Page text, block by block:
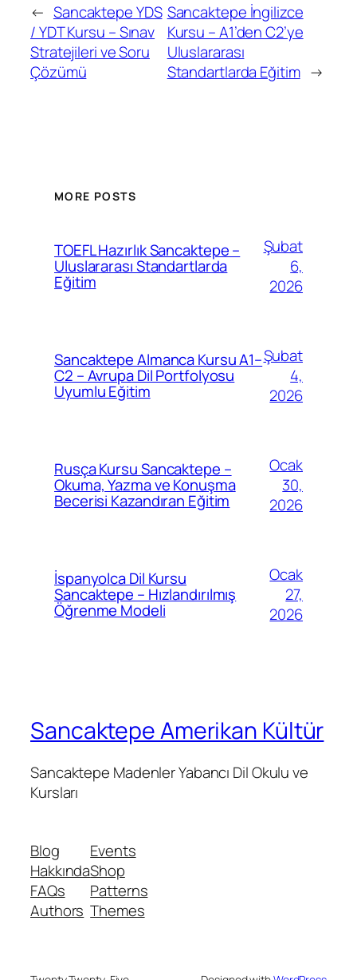
← Sancaktepe YDS
/ YDT Kursu – Sınav
Stratejileri ve Soru
Çözümü
Sancaktepe İngilizce
Kursu – A1’den C2’ye
Uluslararası
Standartlarda Eğitim →
MORE POSTS
TOEFL Hazırlık Sancaktepe –
Uluslararası Standartlarda
Eğitim
Şubat
6,
2026
Sancaktepe Almanca Kursu A1–
C2 – Avrupa Dil Portfolyosu
Uyumlu Eğitim
Şubat
4,
2026
Rusça Kursu Sancaktepe –
Okuma, Yazma ve Konuşma
Becerisi Kazandıran Eğitim
Ocak
30,
2026
İspanyolca Dil Kursu
Sancaktepe – Hızlandırılmış
Öğrenme Modeli
Ocak
27,
2026
Sancaktepe Amerikan Kültür
Sancaktepe Madenler Yabancı Dil Okulu ve
Kursları
Blog
Hakkında
FAQs
Authors
Events
Shop
Patterns
Themes